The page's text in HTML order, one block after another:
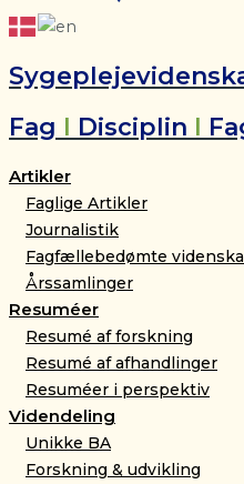
Fag I Disciplin I
Artikler
Faglige Artikler
Journalistik
Fagfællebedømte
Årssamlinger
Resuméer
Resumé af forskning
Resumé af afhandlinger
Resuméer i perspektiv
Videndeling
Unikke BA
Forskning & udvikling